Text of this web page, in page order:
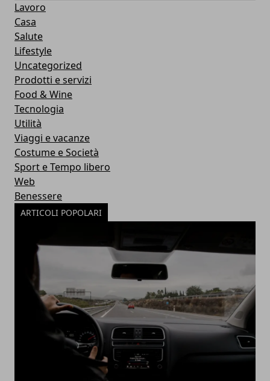
Lavoro
Casa
Salute
Lifestyle
Uncategorized
Prodotti e servizi
Food & Wine
Tecnologia
Utilità
Viaggi e vacanze
Costume e Società
Sport e Tempo libero
Web
Benessere
ARTICOLI POPOLARI